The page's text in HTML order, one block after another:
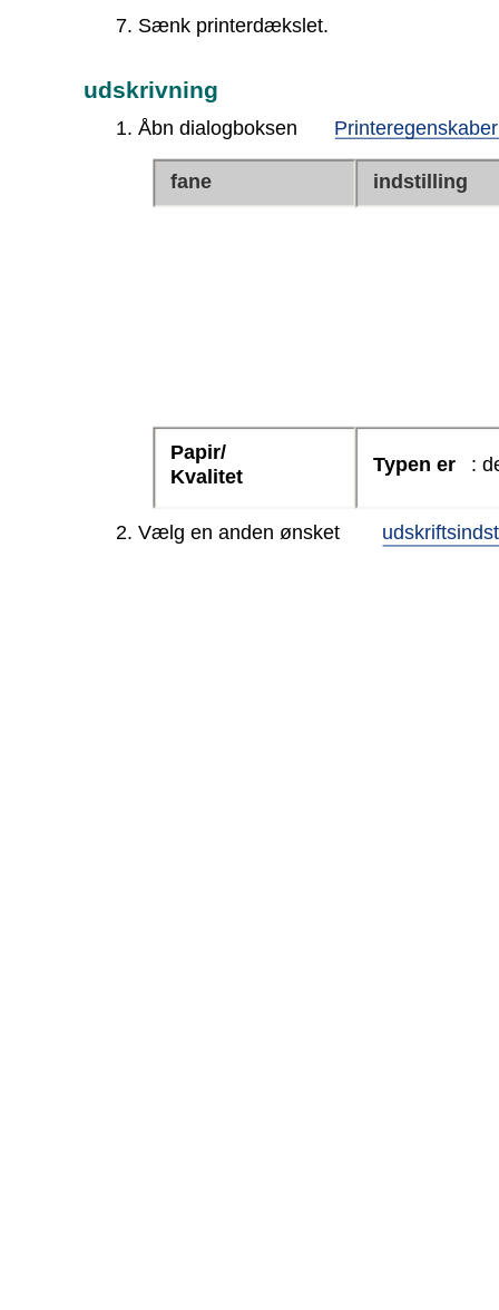
7. Sænk printerdækslet.
udskrivning
1. Åbn dialogboksen Printeregenskaber
fane indstilling
Papir/
Kvalitet
Typen er :
2. Vælg en anden ønsket